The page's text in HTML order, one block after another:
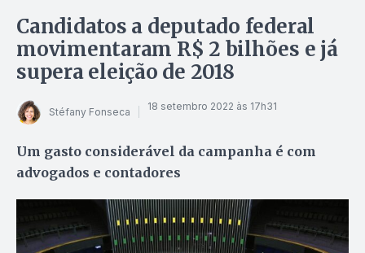
Candidatos a deputado federal
movimentaram R$ 2 bilhões e já
supera eleição de 2018
Stéfany Fonseca 18 setembro 2022 às 17h31
Um gasto considerável da campanha é com
advogados e contadores